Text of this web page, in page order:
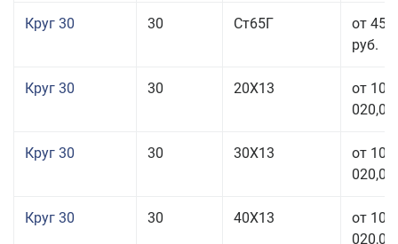
Круг 30 30 Ст65Г
от 45
руб.
Круг 30 30 20Х13
от 101
020,00
Круг 30 30 30Х13
от 101
020,00
Круг 30 30 40Х13
от 101
020,00